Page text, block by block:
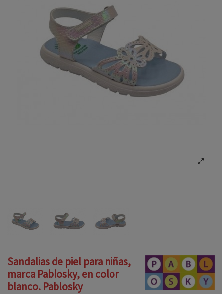
Sandalias de piel para niñas,
marca Pablosky, en color
blanco. Pablosky